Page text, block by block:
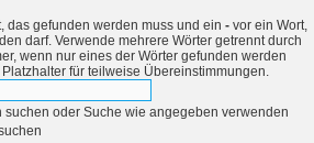
das gefunden werden muss und ein - vor ein Wort,
darf. Verwende mehrere Wörter getrennt durch
wenn nur eines der Wörter gefunden werden
für teilweise Übereinstimmungen.
suchen oder Suche wie angegeben verwenden